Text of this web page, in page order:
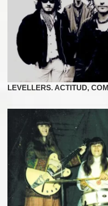
LEVELLERS. ACTITUD,